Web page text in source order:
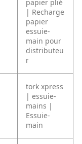
papier plié
| Recharge
papier
essuie-
main pour
distributeu
r
tork xpress
| essuie-
mains |
Essuie-
main